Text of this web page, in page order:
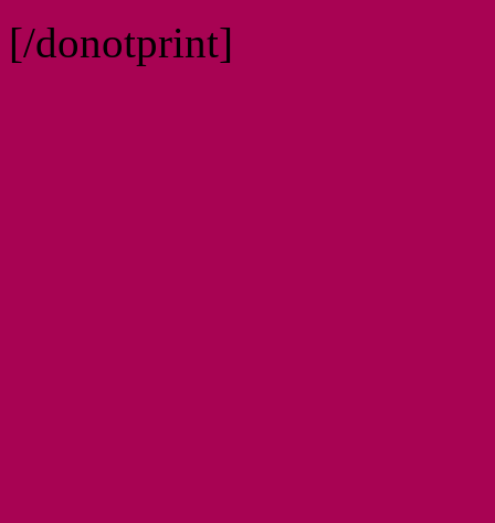
[/donotprint]